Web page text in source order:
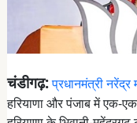
चंडीगढ़:प्रधानमंत्री नरेंद्र
हरियाणा और पंजाब में एक-